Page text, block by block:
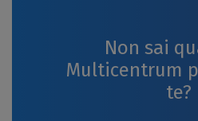
Non sai
Multicentrum
te?